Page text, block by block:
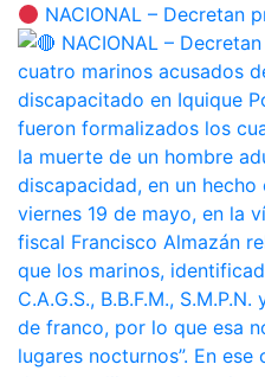
NACIONAL – Decretan